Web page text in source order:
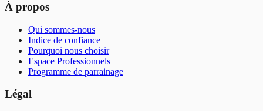
À propos
Qui sommes-nous
Indice de confiance
Pourquoi nous choisir
Espace Professionnels
Programme de parrainage
Légal